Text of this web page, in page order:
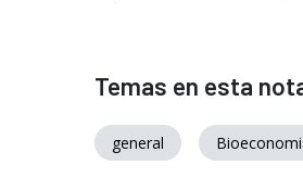
Temas en esta
general